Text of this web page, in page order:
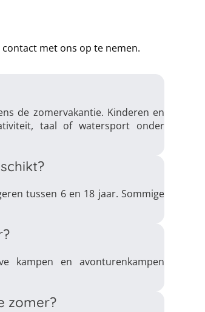
contact met ons op te nemen.
de zomervakantie. Kinderen en
taal of watersport onder
tussen 6 en 18 jaar. Sommige
kampen en avonturenkampen
zomer?